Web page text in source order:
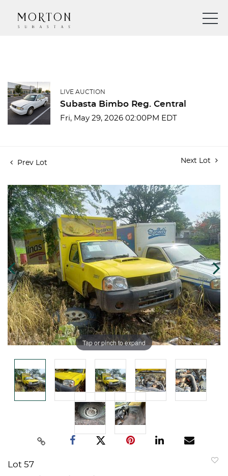
LIVE AUCTION
Subasta Bimbo Reg. Central
Fri, May 29, 2026 02:00PM EDT
Prev Lot Next Lot
Tap or pinch to expand
Lot 57